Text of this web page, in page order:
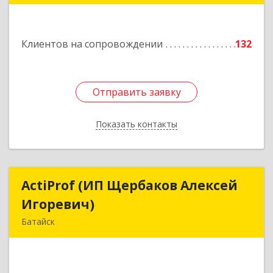
Клиентов на сопровождении 132
Отправить заявку
Показать контакты
Отправить заявку
Назад
ActiProf (ИП Щербаков Алексей
Игоревич)
Батайск
ActiProf (ИП Щербаков Алексей